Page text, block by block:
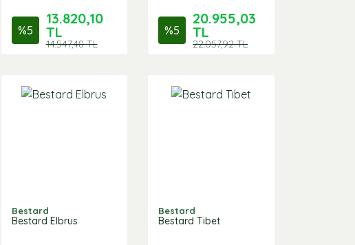
%5
13.820,10
TL
14.547,48 TL
%5
20.955,03
TL
22.057,92 TL
Bestard
Bestard Elbrus
Bestard
Bestard Tibet